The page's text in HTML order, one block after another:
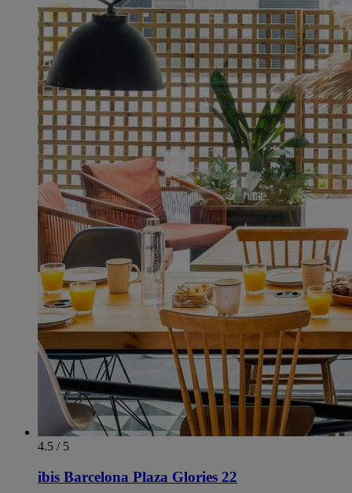
4.5 / 5
ibis Barcelona Plaza Glories 22